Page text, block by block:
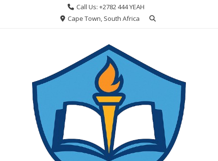
Call Us: +2782 444 YEAH
Cape Town, South Africa